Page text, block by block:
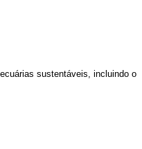
sustentáveis, incluindo o